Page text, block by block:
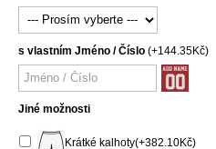
s vlastním Jméno / Číslo (+144.35Kč)
Jiné možnosti
Krátké kalhoty(+382.10Kč)